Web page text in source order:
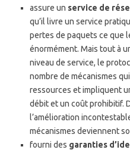
assure un service de
qu’il livre un service
pertes de paquets ce que
énormément. Mais tout à
niveau de service, le
nombre de mécanismes
ressources et impliquent
débit et un coût prohibitif.
l’amélioration
mécanismes deviennent
fourni des garanties